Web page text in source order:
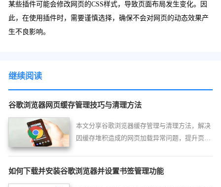
某些插件可能会修改网页的CSS样式，导致页面布局发生变化。因
此，在使用插件时，需要谨慎选择，确保不会对网页的动态效果产
生不良影响。
继续阅读
谷歌浏览器网页缓存管理技巧与清理方法
本文分享谷歌浏览器缓存管理与清理方法，解决
因缓存堆积造成的网页加载异常问题，提升页面
如何下载并安装谷歌浏览器并设置书签管理功能